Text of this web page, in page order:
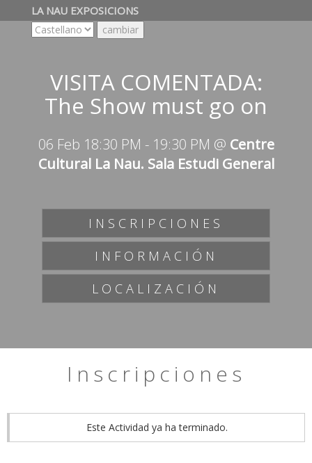
LA NAU EXPOSICIONS
VISITA COMENTADA:
The Show must go on
06 Feb 18:30 PM - 19:30 PM @ Centre
Cultural La Nau. Sala Estudi General
INSCRIPCIONES
INFORMACIÓN
LOCALIZACIÓN
Inscripciones
Este Actividad ya ha terminado.